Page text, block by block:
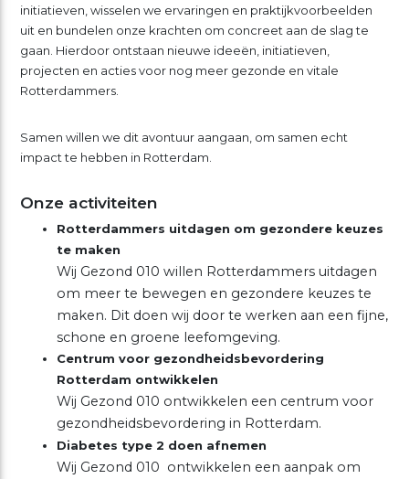
initiatieven, wisselen we ervaringen en praktijkvoorbeelden
uit en bundelen onze krachten om concreet aan de slag te
gaan. Hierdoor ontstaan nieuwe ideeën, initiatieven,
projecten en acties voor nog meer gezonde en vitale
Rotterdammers.
Samen willen we dit avontuur aangaan, om samen echt
impact te hebben in Rotterdam.
Onze activiteiten
Rotterdammers uitdagen om gezondere keuzes
te maken
Wij Gezond 010 willen Rotterdammers uitdagen
om meer te bewegen en gezondere keuzes te
maken. Dit doen wij door te werken aan een fijne,
schone en groene leefomgeving.
Centrum voor gezondheidsbevordering
Rotterdam ontwikkelen
Wij Gezond 010 ontwikkelen een centrum voor
gezondheidsbevordering in Rotterdam.
Diabetes type 2 doen afnemen
Wij Gezond 010 ontwikkelen een aanpak om